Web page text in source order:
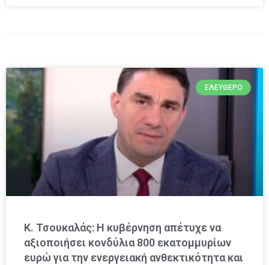
ΕΛΕΎΘΕΡΟ
Κ. Τσουκαλάς: Η κυβέρνηση απέτυχε να
αξιοποιήσει κονδύλια 800 εκατομμυρίων
ευρώ για την ενεργειακή ανθεκτικότητα και